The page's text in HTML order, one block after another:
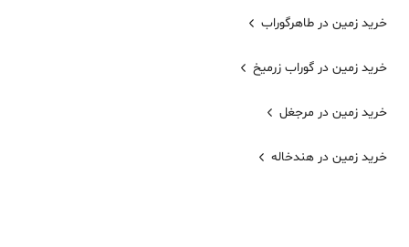
خرید زمین در طاهرگوراب
خرید زمین در گوراب زرمیخ
خرید زمین در مرجغل
خرید زمین در هندخاله